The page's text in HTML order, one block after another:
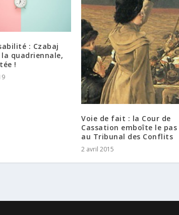
: Czabaj
quadriennale,
!
Voie de fait : la Cour de
Cassation emboîte le pas
au Tribunal des Conflits
2 avril 2015